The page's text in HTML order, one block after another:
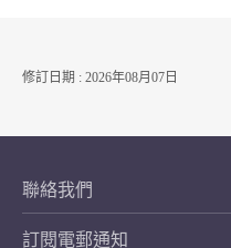
修訂日期 : 2026年08月07日
聯絡我們
訂閱電郵通知